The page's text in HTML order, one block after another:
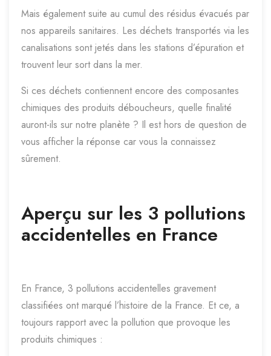
Mais également suite au cumul des résidus évacués par
nos appareils sanitaires. Les déchets transportés via les
canalisations sont jetés dans les stations d’épuration et
trouvent leur sort dans la mer.
Si ces déchets contiennent encore des composantes
chimiques des produits déboucheurs, quelle finalité
auront-ils sur notre planète ? Il est hors de question de
vous afficher la réponse car vous la connaissez
sûrement.
Aperçu sur les 3 pollutions
accidentelles en France
En France, 3 pollutions accidentelles gravement
classifiées ont marqué l’histoire de la France. Et ce, a
toujours rapport avec la pollution que provoque les
produits chimiques :